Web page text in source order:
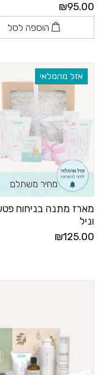
₪95.00
הוספה לסל
אזל מהמלאי
מחיר משתלם
מארז מתנה בניחוח
וניל
₪125.00